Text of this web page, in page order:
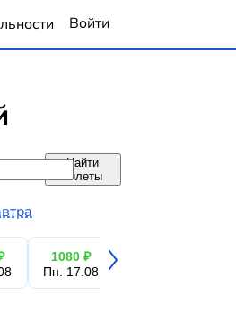
Войти
Найти
билеты
1080 ₽
Пн. 17.08